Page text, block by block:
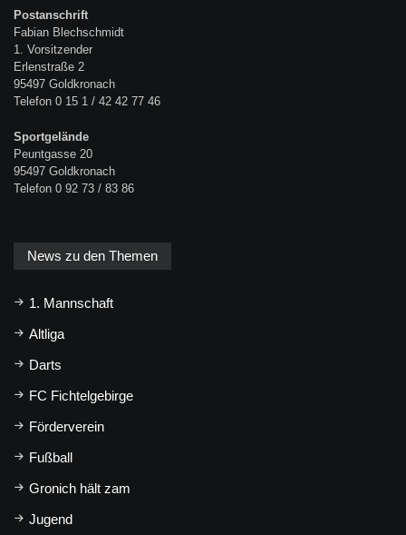
Postanschrift
Fabian Blechschmidt
1. Vorsitzender
Erlenstraße 2
95497 Goldkronach
Telefon 0 15 1 / 42 42 77 46
Sportgelände
Peuntgasse 20
95497 Goldkronach
Telefon 0 92 73 / 83 86
News zu den Themen
1. Mannschaft
Altliga
Darts
FC Fichtelgebirge
Förderverein
Fußball
Gronich hält zam
Jugend